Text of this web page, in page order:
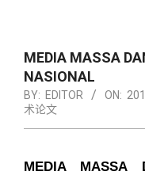
Navigation
Menu
MEDIA MASSA
NASIONAL
BY: EDITOR ON:
术论文
MEDIA MASSA